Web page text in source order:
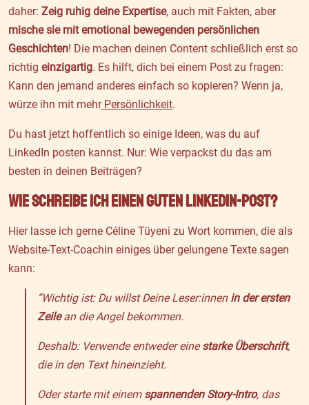
daher: Zeig ruhig deine Expertise, auch mit Fakten, aber
mische sie mit emotional bewegenden persönlichen
Geschichten! Die machen deinen Content schließlich erst so
richtig einzigartig. Es hilft, dich bei einem Post zu fragen:
Kann den jemand anderes einfach so kopieren? Wenn ja,
würze ihn mit mehrPersönlichkeit.
Du hast jetzt hoffentlich so einige Ideen, was du auf
LinkedIn posten kannst. Nur: Wie verpackst du das am
besten in deinen Beiträgen?
Wie schreibe ich einen guten LinkedIn-Post?
Hier lasse ich gerne Céline Tüyeni zu Wort kommen, die als
Website-Text-Coachin einiges über gelungene Texte sagen
kann:
“Wichtig ist: Du willst Deine Leser:innen in der ersten
Zeilean die Angel bekommen.
Deshalb: Verwende entweder einestarke Überschrift,
die in den Text hineinzieht.
Oder starte mit einem spannenden Story-Intro, das